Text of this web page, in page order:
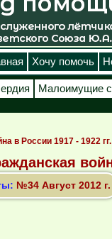
Хочу помочь
Малоимущие
в России 1917 - 1922
№34 Август 2012 г.